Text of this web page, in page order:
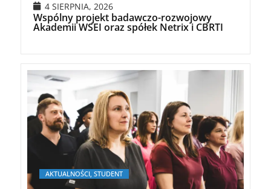
4 SIERPNIA, 2026
Wspólny projekt badawczo-rozwojowy
Akademii WSEI oraz spółek Netrix i CBRTI
AKTUALNOŚCI, STUDENT